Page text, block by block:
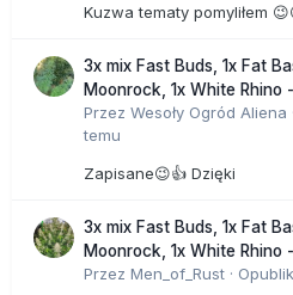
Kuzwa tematy pomyliłem
3x mix Fast Buds, 1x Fat
Moonrock, 1x White Rhino
Przez Wesoły Ogród Aliena
temu
Zapisane😉👍 Dzięki
3x mix Fast Buds, 1x Fat
Moonrock, 1x White Rhino
Przez Men_of_Rust ·